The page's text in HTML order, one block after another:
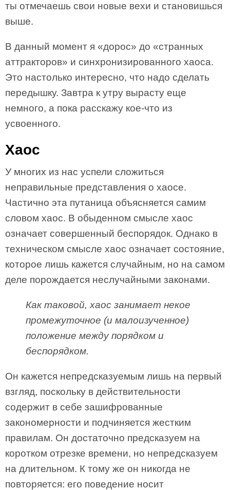
ты отмечаешь свои новые вехи и становишься
выше.
В данный момент я «дорос» до «странных
аттракторов» и синхронизированного хаоса.
Это настолько интересно, что надо сделать
передышку. Завтра к утру вырасту еще
немного, а пока расскажу кое-что из
усвоенного.
Хаос
У многих из нас успели сложиться
неправильные представления о хаосе.
Частично эта путаница объясняется самим
словом хаос. В обыденном смысле хаос
означает совершенный беспорядок. Однако в
техническом смысле хаос означает состояние,
которое лишь кажется случайным, но на самом
деле порождается неслучайными законами.
Как таковой, хаос занимает некое
промежуточное (и малоизученное)
положение между порядком и
беспорядком.
Он кажется непредсказуемым лишь на первый
взгляд, поскольку в действительности
содержит в себе зашифрованные
закономерности и подчиняется жестким
правилам. Он достаточно предсказуем на
коротком отрезке времени, но непредсказуем
на длительном. К тому же он никогда не
повторяется: его поведение носит